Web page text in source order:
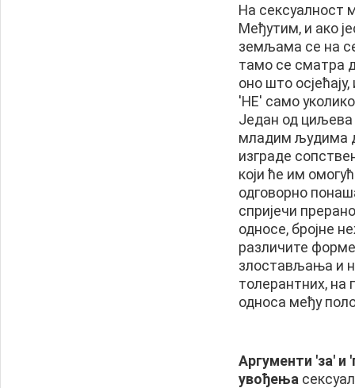
На сексуалност
Међутим, и ако
земљама се на
тамо се сматра
оно што
'НЕ' само
Један од циљева
младим људима
изграде
који ће им
одговорно
спријечи
односе, бројне
различите
злостављања и
толерантних, на
односа међу
Аргументи 'за' и
увођења